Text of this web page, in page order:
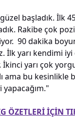
başladık. İlk
Rakibe çok
90 dakika
İlk yarı kendimi
yarı çok
ama bu kesinlikle
ÖZETLERİ İÇİN